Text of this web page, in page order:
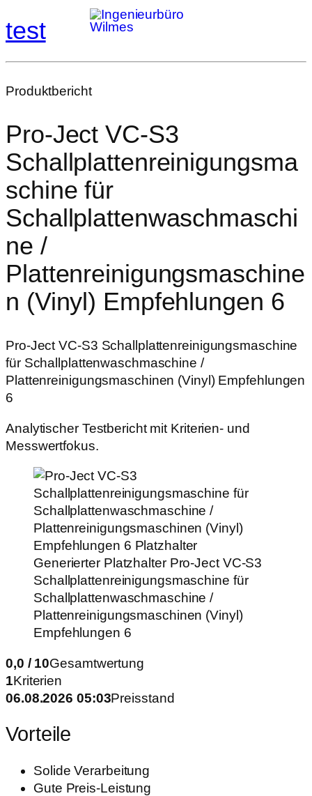
test
Produktbericht
Pro‑Ject VC‑S3
Schallplattenreinigungsma
schine für
Schallplattenwaschmaschi
ne /
Plattenreinigungsmaschine
n (Vinyl) Empfehlungen 6
Pro‑Ject VC‑S3 Schallplattenreinigungsmaschine
für Schallplattenwaschmaschine /
Plattenreinigungsmaschinen (Vinyl) Empfehlungen
6
Analytischer Testbericht mit Kriterien- und
Messwertfokus.
Generierter Platzhalter Pro‑Ject VC‑S3
Schallplattenreinigungsmaschine für
Schallplattenwaschmaschine /
Plattenreinigungsmaschinen (Vinyl)
Empfehlungen 6
0,0 / 10Gesamtwertung
1Kriterien
06.08.2026 05:03Preisstand
Vorteile
Solide Verarbeitung
Gute Preis-Leistung